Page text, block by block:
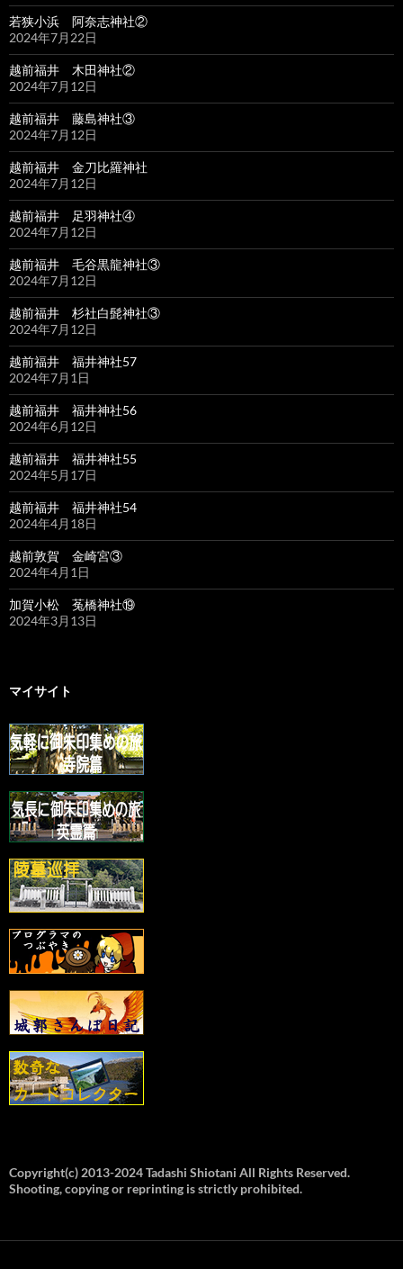
若狭小浜 阿奈志神社②
2024年7月22日
越前福井 木田神社②
2024年7月12日
越前福井 藤島神社③
2024年7月12日
越前福井 金刀比羅神社
2024年7月12日
越前福井 足羽神社④
2024年7月12日
越前福井 毛谷黒龍神社③
2024年7月12日
越前福井 杉社白髭神社③
2024年7月12日
越前福井 福井神社57
2024年7月1日
越前福井 福井神社56
2024年6月12日
越前福井 福井神社55
2024年5月17日
越前福井 福井神社54
2024年4月18日
越前敦賀 金崎宮③
2024年4月1日
加賀小松 菟橋神社⑲
2024年3月13日
マイサイト
Copyright(c) 2013-2024 Tadashi Shiotani All Rights Reserved.
Shooting, copying or reprinting is strictly prohibited.